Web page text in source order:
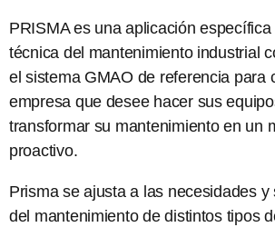
PRISMA es una aplicación
técnica del mantenimiento industrial
el sistema GMAO de referencia para
empresa que desee hacer sus
transformar su mantenimiento en un
proactivo.
Prisma se ajusta a las necesidades y
del mantenimiento de distintos tipos